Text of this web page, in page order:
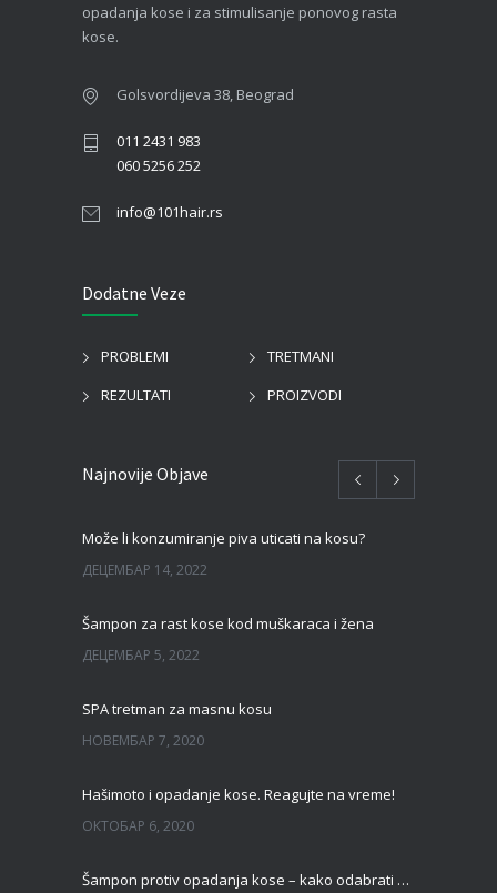
opadanja kose i za stimulisanje ponovog rasta
kose.
Golsvordijeva 38, Beograd
011 2431 983
060 5256 252
info@101hair.rs
Dodatne Veze
PROBLEMI
TRETMANI
REZULTATI
PROIZVODI
Najnovije Objave
Može li konzumiranje piva uticati na kosu?
ДЕЦЕМБАР 14, 2022
Šampon za rast kose kod muškaraca i žena
ДЕЦЕМБАР 5, 2022
SPA tretman za masnu kosu
НОВЕМБАР 7, 2020
Hašimoto i opadanje kose. Reagujte na vreme!
ОКТОБАР 6, 2020
Šampon protiv opadanja kose – kako odabrati pravi?